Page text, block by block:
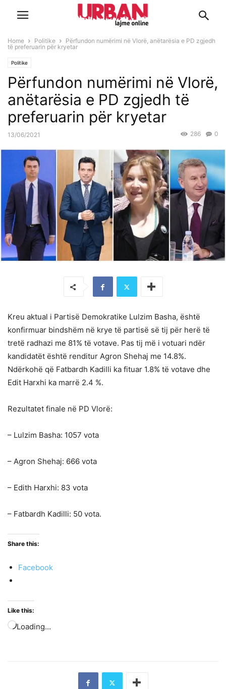
Home Politike
Përfundon numërimi në Vlorë, anëtarësia e PD zgjedh
të preferuarin për kryetar
Politike
Përfundon numërimi në Vlorë,
anëtarësia e PD zgjedh të
preferuarin për kryetar
13/06/2021 0
286
Kreu aktual i Partisë Demokratike Lulzim Basha, është
konfirmuar bindshëm në krye të partisë së tij për herë të
tretë radhazi me 81% të votave. Pas tij më i votuari ndër
kandidatët është renditur Agron Shehaj me 14.8%.
Ndërkohë që Fatbardh Kadilli ka fituar 1.8% të votave dhe
Edit Harxhi ka marrë 2.4 %.
Rezultatet finale në PD Vlorë:
– Lulzim Basha: 1057 vota
– Agron Shehaj: 666 vota
– Edith Harxhi: 83 vota
– Fatbardh Kadilli: 50 vota.
Share this:
Facebook
Like this:
Loading…